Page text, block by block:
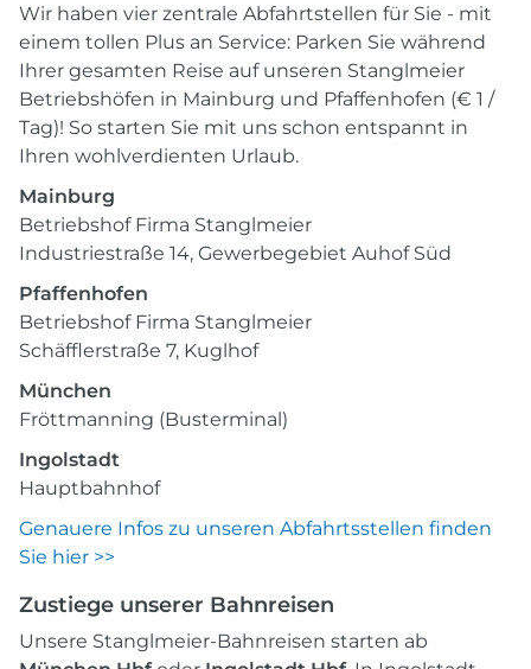
Wir haben vier zentrale Abfahrtstellen für Sie - mit
einem tollen Plus an Service: Parken Sie während
Ihrer gesamten Reise auf unseren Stanglmeier
Betriebshöfen in Mainburg und Pfaffenhofen (€ 1 /
Tag)! So starten Sie mit uns schon entspannt in
Ihren wohlverdienten Urlaub.
Mainburg
Betriebshof Firma Stanglmeier
Industriestraße 14, Gewerbegebiet Auhof Süd
Pfaffenhofen
Betriebshof Firma Stanglmeier
Schäfflerstraße 7, Kuglhof
München
Fröttmanning (Busterminal)
Ingolstadt
Hauptbahnhof
Genauere Infos zu unseren Abfahrtsstellen finden
Sie hier >>
Zustiege unserer Bahnreisen
Unsere Stanglmeier-Bahnreisen starten ab